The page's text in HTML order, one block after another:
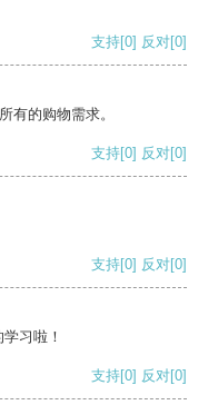
支持[0] 反对[0]
有的购物需求。
支持[0] 反对[0]
支持[0] 反对[0]
习啦！
支持[0] 反对[0]